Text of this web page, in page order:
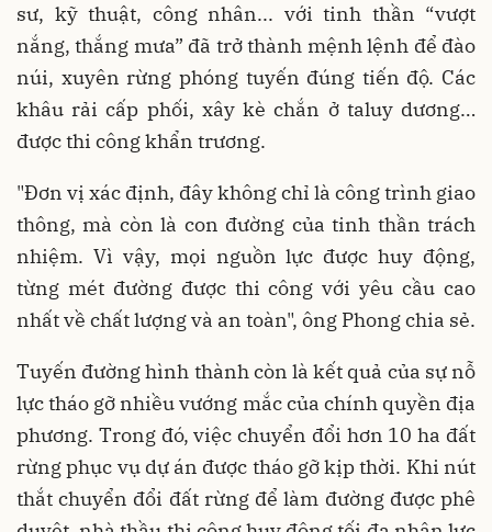
sư, kỹ thuật, công nhân... với tinh thần “vượt
nắng, thắng mưa” đã trở thành mệnh lệnh để đào
núi, xuyên rừng phóng tuyến đúng tiến độ. Các
khâu rải cấp phối, xây kè chắn ở taluy dương…
được thi công khẩn trương.
"Đơn vị xác định, đây không chỉ là công trình giao
thông, mà còn là con đường của tinh thần trách
nhiệm. Vì vậy, mọi nguồn lực được huy động,
từng mét đường được thi công với yêu cầu cao
nhất về chất lượng và an toàn", ông Phong chia sẻ.
Tuyến đường hình thành còn là kết quả của sự nỗ
lực tháo gỡ nhiều vướng mắc của chính quyền địa
phương. Trong đó, việc chuyển đổi hơn 10 ha đất
rừng phục vụ dự án được tháo gỡ kịp thời. Khi nút
thắt chuyển đổi đất rừng để làm đường được phê